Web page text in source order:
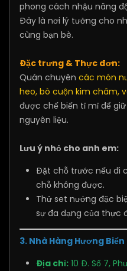
phong cách nhậu năng
Đây là nơi lý tưởng cho
cùng bạn bè.
Đặc trưng & Thực đơn:
Quán chuyên các món
heo, bò cuộn kim châm,
được chế biến tỉ mỉ để
nguyên liệu.
Lưu ý nhỏ cho anh em:
Đặt chỗ trước nếu đi
chỗ không được.
Thử set nướng đặc
sự đa dạng của thực
3. Nhà Hàng Hương Biển
Địa chỉ: 10 Đ. Số 7,